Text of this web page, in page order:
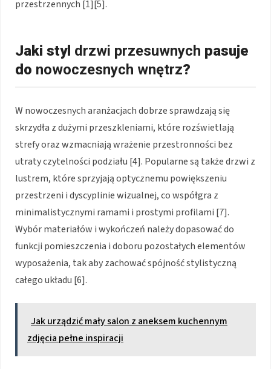
przestrzennych [1][5].
Jaki styl drzwi przesuwnych pasuje
do nowoczesnych wnętrz?
W nowoczesnych aranżacjach dobrze sprawdzają się
skrzydła z dużymi przeszkleniami, które rozświetlają
strefy oraz wzmacniają wrażenie przestronności bez
utraty czytelności podziału [4]. Popularne są także drzwi z
lustrem, które sprzyjają optycznemu powiększeniu
przestrzeni i dyscyplinie wizualnej, co współgra z
minimalistycznymi ramami i prostymi profilami [7].
Wybór materiałów i wykończeń należy dopasować do
funkcji pomieszczenia i doboru pozostałych elementów
wyposażenia, tak aby zachować spójność stylistyczną
całego układu [6].
Jak urządzić mały salon z aneksem kuchennym
zdjęcia pełne inspiracji